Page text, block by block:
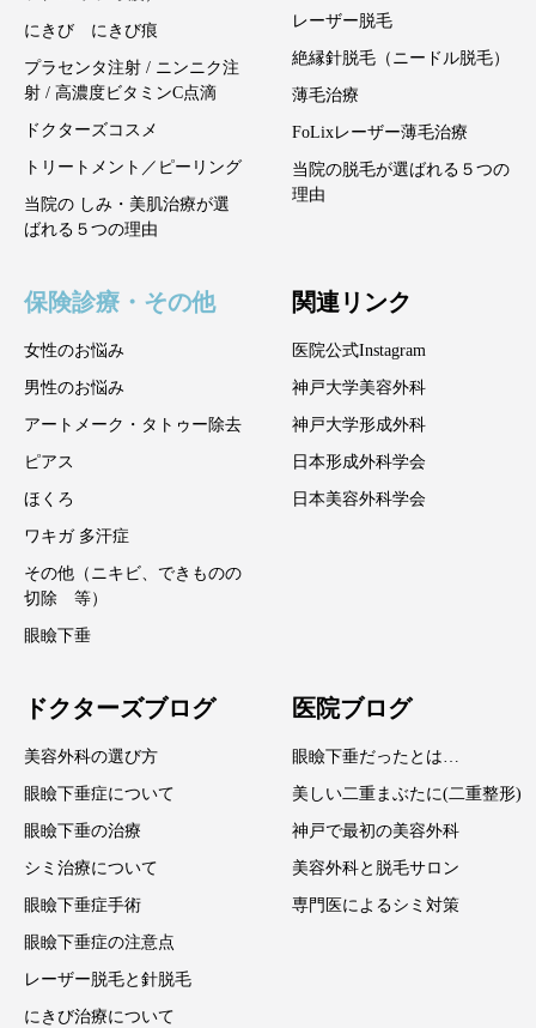
にきび にきび痕
プラセンタ注射 / ニンニク注
射 / 高濃度ビタミンC点滴
ドクターズコスメ
トリートメント／ピーリング
当院の しみ・美肌治療が選
ばれる５つの理由
レーザー脱毛
絶縁針脱毛（ニードル脱毛）
薄毛治療
FoLixレーザー薄毛治療
当院の脱毛が選ばれる５つの
理由
保険診療・その他
女性のお悩み
男性のお悩み
アートメーク・タトゥー除去
ピアス
ほくろ
ワキガ 多汗症
その他（ニキビ、できものの
切除 等）
眼瞼下垂
関連リンク
医院公式Instagram
神戸大学美容外科
神戸大学形成外科
日本形成外科学会
日本美容外科学会
ドクターズブログ
美容外科の選び方
眼瞼下垂症について
眼瞼下垂の治療
シミ治療について
眼瞼下垂症手術
眼瞼下垂症の注意点
レーザー脱毛と針脱毛
にきび治療について
医院ブログ
眼瞼下垂だったとは…
美しい二重まぶたに(二重整形)
神戸で最初の美容外科
美容外科と脱毛サロン
専門医によるシミ対策